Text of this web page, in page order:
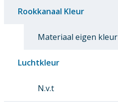
Rookkanaal Kleur
Materiaal eigen kleur
Luchtkleur
N.v.t